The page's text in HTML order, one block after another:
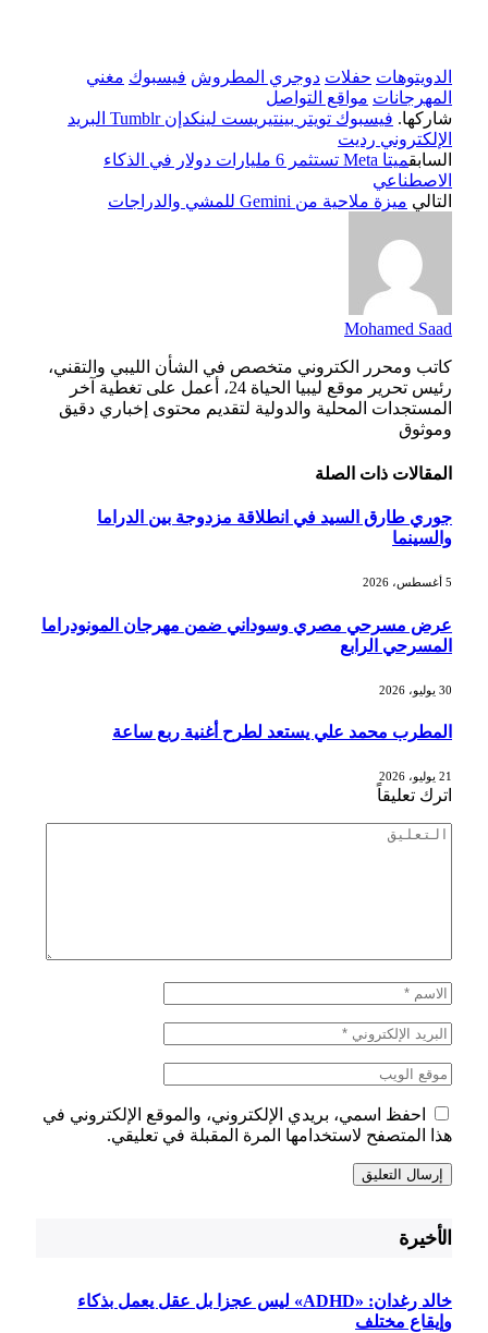
الدويتوهات حفلات دوجري المطروش فيسبوك مغني
المهرجانات مواقع التواصل
شاركها. فيسبوك تويتر بينتيريست لينكدإن Tumblr البريد
الإلكتروني رديت
السابق
ميتا Meta تستثمر 6 مليارات دولار في الذكاء
الاصطناعي
التالي ميزة ملاحية من Gemini للمشي والدراجات
Mohamed Saad
كاتب ومحرر الكتروني متخصص في الشأن الليبي والتقني،
رئيس تحرير موقع ليبيا الحياة 24، أعمل على تغطية آخر
المستجدات المحلية والدولية لتقديم محتوى إخباري دقيق
وموثوق
المقالاتذات الصلة
جوري طارق السيد في انطلاقة مزدوجة بين الدراما
والسينما
عرض مسرحي مصري وسوداني ضمن مهرجان المونودراما
المسرحي الرابع
30 يوليو، 2026
المطرب محمد علي يستعد لطرح أغنية ربع ساعة
21 يوليو، 2026
اترك تعليقاً
احفظ اسمي، بريدي الإلكتروني، والموقع الإلكتروني في
هذا المتصفح لاستخدامها المرة المقبلة في تعليقي.
الأخيرة
خالد رغدان: «ADHD» ليس عجزا بل عقل يعمل بذكاء
وإيقاع مختلف